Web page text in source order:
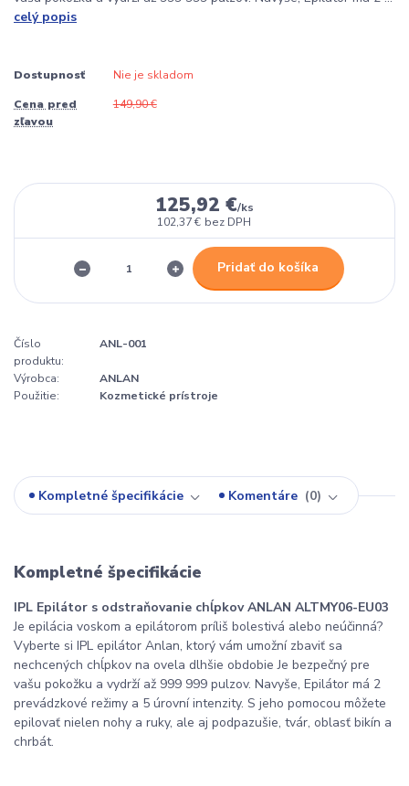
celý popis
Dostupnosť Nie je skladom
Cena pred
zľavou
149,90 €
125,92 €/ks
102,37 € bez DPH
Pridať do košíka
Číslo
produktu:
ANL-001
Výrobca:
ANLAN
Použitie:
Kozmetické prístroje
Kompletné špecifikácie Komentáre 0
Kompletné špecifikácie
IPL Epilátor s odstraňovanie chĺpkov ANLAN ALTMY06-EU03
Je epilácia voskom a epilátorom príliš bolestivá alebo neúčinná?
Vyberte si IPL epilátor Anlan, ktorý vám umožní zbaviť sa
nechcených chĺpkov na ovela dlhšie obdobie Je bezpečný pre
vašu pokožku a vydrží až 999 999 pulzov. Navyše, Epilátor má 2
prevádzkové režimy a 5 úrovní intenzity. S jeho pomocou môžete
epilovať nielen nohy a ruky, ale aj podpazušie, tvár, oblasť bikín a
chrbát.